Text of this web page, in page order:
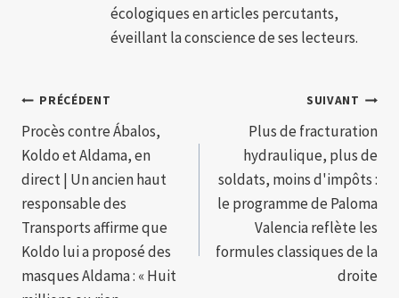
écologiques en articles percutants,
éveillant la conscience de ses lecteurs.
Navigation
de
l’article
PRÉCÉDENT
Procès contre Ábalos,
Koldo et Aldama, en
direct | Un ancien haut
responsable des
Transports affirme que
Koldo lui a proposé des
masques Aldama : « Huit
SUIVANT
Plus de fracturation
hydraulique, plus de
soldats, moins d'impôts :
le programme de Paloma
Valencia reflète les
formules classiques de la
droite